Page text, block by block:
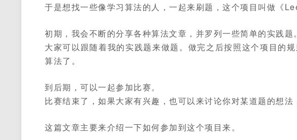
于是想找一些像学习算法的人，一起来刷题，这个项目叫做《
初期，我会不断的分享各种算法文章，并罗列一些简单的实践题。
大家可以跟随着我的实践题来做题。做完之后按照这个项目的
算法了。
到后期，可以一起参加比赛。
比赛结束了，如果大家有兴趣，也可以来讨论你对某道题的想法
这篇文章主要来介绍一下如何参加到这个项目来。